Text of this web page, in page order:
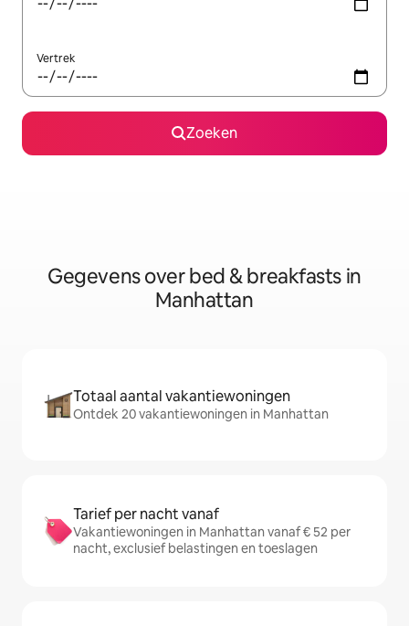
Vertrek
Zoeken
Gegevens over bed & breakfasts in
Manhattan
Totaal aantal vakantiewoningen
Ontdek 20 vakantiewoningen in Manhattan
Tarief per nacht vanaf
Vakantiewoningen in Manhattan vanaf € 52 per
nacht, exclusief belastingen en toeslagen